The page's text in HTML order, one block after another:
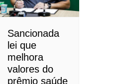
Sancionada
lei que
melhora
valores do
prêmio saúde